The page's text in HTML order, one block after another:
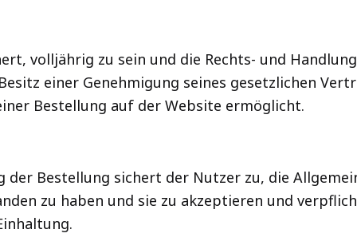
volljährig zu sein und die Rechts- und
einer Genehmigung seines gesetzlichen
Bestellung auf der Website ermöglicht.
der Bestellung sichert der Nutzer zu, die
zu haben und sie zu akzeptieren und